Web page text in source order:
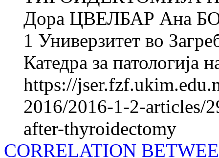
Дора ЦВЕЛБАР Ана
1 Универзитет во
Катедра за патологија
https://
2016/2016-1-2-articles/
after-thyroidectomy
CORRELATION